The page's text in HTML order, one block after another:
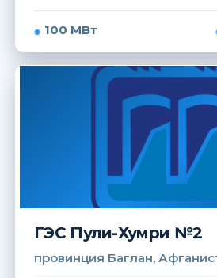
100 МВт
ГЭС Пули-Хумри №2
провинция Баглан,